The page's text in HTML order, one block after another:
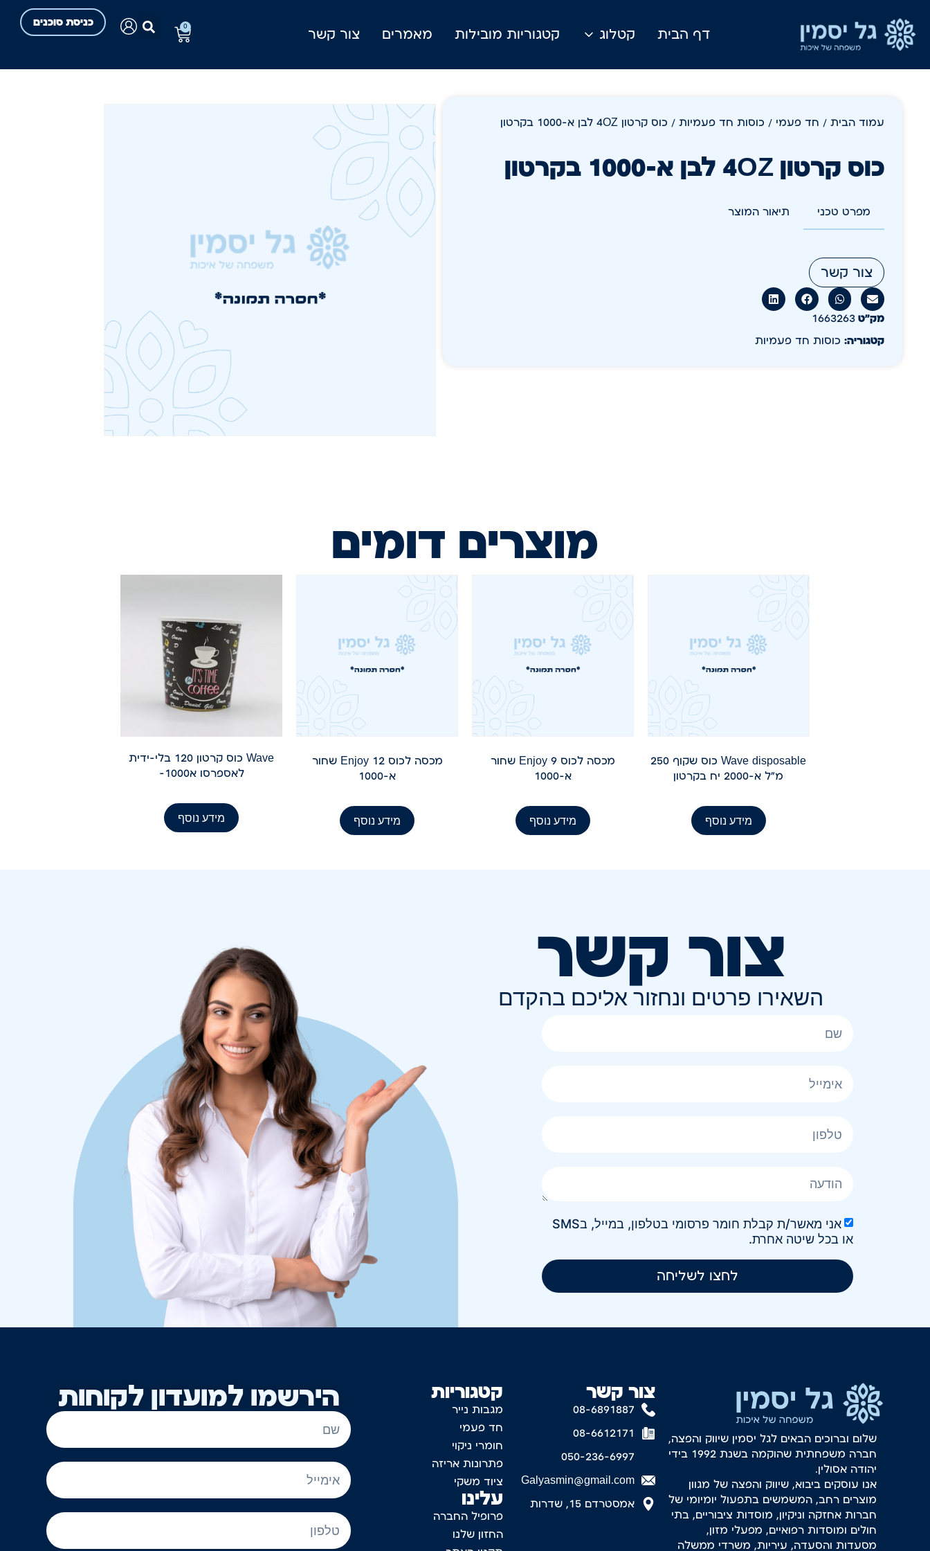
דף הבית קטלוג קטגוריות מובילות מאמרים צור קשר
כניסת סוכנים 0
עמוד הבית / חד פעמי / כוסות חד פעמיות / כוס קרטון 4OZ לבן א-1000 בקרטון
כוס קרטון 4OZ לבן א-1000 בקרטון
מפרט טכני תיאור המוצר
צור קשר
מק״ט 1663263
קטגוריה: כוסות חד פעמיות
מוצרים דומים
Wave disposable כוס שקוף 250
מ"ל א-2000 יח בקרטון
מידע נוסף
מכסה לכוס 9 Enjoy שחור
א-1000
מידע נוסף
מכסה לכוס 12 Enjoy שחור
א-1000
מידע נוסף
Wave כוס קרטון 120 בלי-ידית
לאספרסו א1000-
מידע נוסף
צור קשר
השאירו פרטים ונחזור אליכם בהקדם
אני מאשר/ת קבלת חומר פרסומי בטלפון, במייל, בSMS
או בכל שיטה אחרת.
לחצו לשליחה
הירשמו למועדון לקוחות קטגוריות
מגבות נייר
חד פעמי
חומרי ניקוי
פתרונות אריזה
ציוד משקי
עלינו
פרופיל החברה
החזון שלנו
צור קשר
08-6891887
08-6612171
050-236-6997
Galyasmin@gmail.com
אמסטרדם 15, שדרות
שלום וברוכים הבאים לגל יסמין שיווק והפצה,
חברה משפחתית שהוקמה בשנת 1992 בידי
יהודה אסולין.
אנו עוסקים ביבוא, שיווק והפצה של מגוון
מוצרים רחב, המשמשים בתפעול יומיומי של
חברות אחזקה וניקיון, מוסדות ציבוריים, בתי
חולים ומוסדות רפואיים, מפעלי מזון,
מסעדות והסעדה, עיריות, משרדי ממשלה